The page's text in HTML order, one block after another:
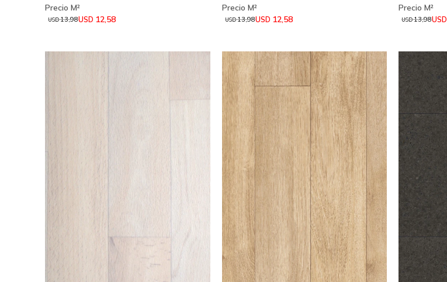
USD 12,58
USD13,98 USD 12,58
USD13,98 USD
USD13,98